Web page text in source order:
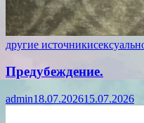
другие источники
Предубеждение.
admin18.07.202615.07.2026